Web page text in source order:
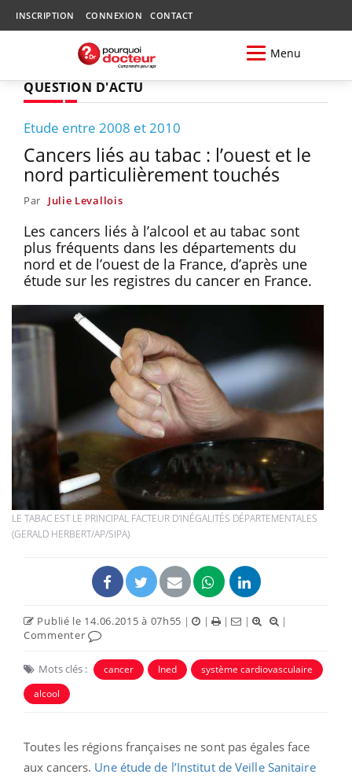
INSCRIPTION CONNEXION CONTACT
Menu
QUESTION D'ACTU
Etude entre 2008 et 2010
Cancers liés au tabac : l’ouest et le
nord particulièrement touchés
Par Julie Levallois
Les cancers liés à l’alcool et au tabac sont
plus fréquents dans les départements du
nord et de l’ouest de la France, d’après une
étude sur les registres du cancer en France.
LE TABAC EST LE PRINCIPAL FACTEUR D'INÉGALITÉS DÉPARTEMENTALES
(GERALD HERBERT/AP/SIPA)
Publié le 14.06.2015 à 07h55 | | | |
|
Commenter
Mots clés : cancer Ined
système cardiovasculaire
alcool
Toutes les régions françaises ne sont pas égales face
aux cancers. Une étude de l’Institut de Veille Sanitaire